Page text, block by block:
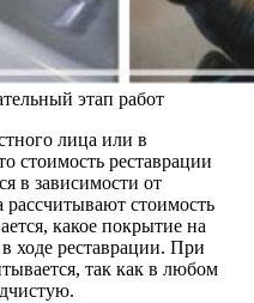
этап работ
лица или в
стоимость реставрации
в зависимости от
рассчитывают стоимость
какое покрытие на
ходе реставрации. При
так как в любом